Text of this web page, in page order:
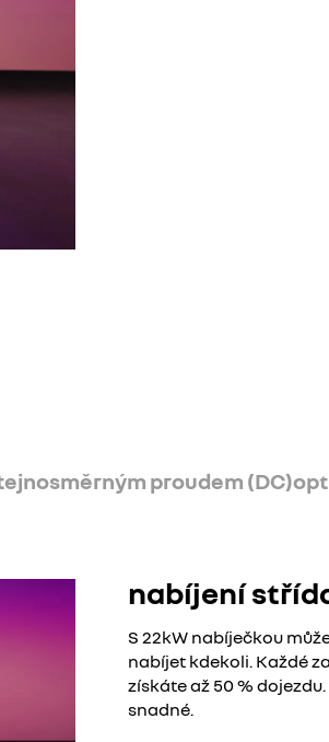
proudem (DC)
nabíjení
S 22kW nabíječkou
nabíjet kdekoli. Každé
získáte až 50 %
snadné.